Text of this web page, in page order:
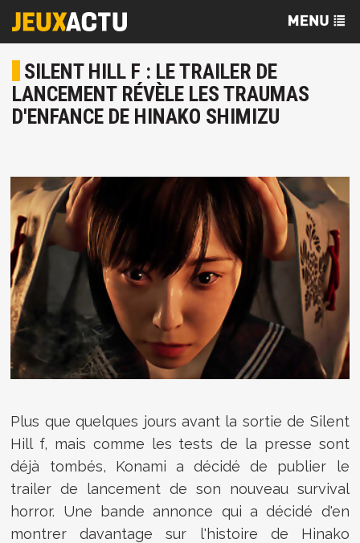
SILENT HILL F : LE TRAILER DE
LANCEMENT RÉVÈLE LES TRAUMAS
D'ENFANCE DE HINAKO SHIMIZU
Plus que quelques jours avant la sortie de Silent
Hill f, mais comme les tests de la presse sont
déjà tombés, Konami a décidé de publier le
trailer de lancement de son nouveau survival
horror. Une bande annonce qui a décidé d'en
montrer davantage sur l'histoire de Hinako